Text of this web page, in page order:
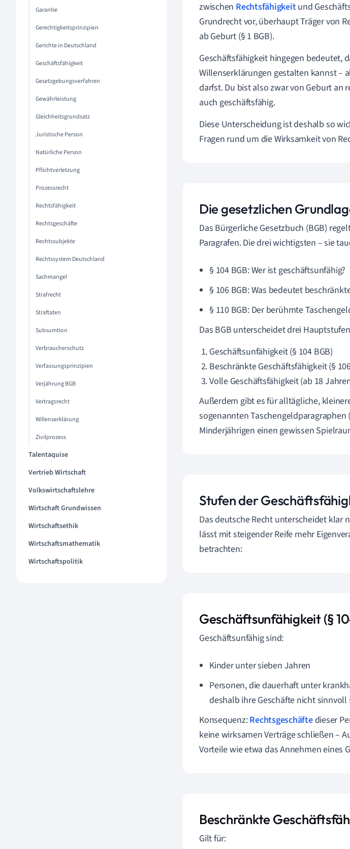
Garantie
Gerechtigkeitsprinzipien
Gerichte in Deutschland
Geschäftsfähigkeit
Gesetzgebungsverfahren
Gewährleistung
Gleichheitsgrundsatz
Juristische Person
Natürliche Person
Pflichtverletzung
Prozessrecht
Rechtsfähigkeit
Rechtsgeschäfte
Rechtssubjekte
Rechtssystem Deutschland
Sachmangel
Strafrecht
Straftaten
Subsumtion
Verbraucherschutz
Verfassungsprinzipien
Verjährung BGB
Vertragsrecht
Willenserklärung
Zivilprozess
Talentaquise
Vertrieb Wirtschaft
Volkswirtschaftslehre
Wirtschaft Grundwissen
Wirtschaftsethik
Wirtschaftsmathematik
Wirtschaftspolitik
zwischen Rechtsfähigkeitund
Grundrecht vor, überhaupt Träger von
ab Geburt (§ 1 BGB).
Geschäftsfähigkeit hingegen bedeutet,
Willenserklärungen gestalten kannst –
darfst. Du bist also zwar von Geburt an
auch geschäftsfähig.
Diese Unterscheidung ist deshalb so
Fragen rund um die Wirksamkeit von
Die gesetzlichen
Das Bürgerliche Gesetzbuch (BGB)
Paragrafen. Die drei wichtigsten – sie
§ 104 BGB: Wer ist geschäftsunfähig?
§ 106 BGB: Was bedeutet
§ 110 BGB: Der berühmte
Das BGB unterscheidet drei
Geschäftsunfähigkeit (§ 104 BGB)
Beschränkte Geschäftsfähigkeit (§
Volle Geschäftsfähigkeit (ab 18
Außerdem gibt es für alltägliche,
sogenannten Taschengeldparagraphen
Minderjährigen einen gewissen
Stufen der
Das deutsche Recht unterscheidet klar
lässt mit steigender Reife mehr
betrachten:
Geschäftsunfähigkeit (§
Geschäftsunfähig sind:
Kinder unter sieben Jahren
Personen, die dauerhaft unter
deshalb ihre Geschäfte nicht sinnvoll
Konsequenz:Rechtsgeschäftedieser
keine wirksamen Verträge schließen –
Vorteile wie etwa das Annehmen eines
Beschränkte
Gilt für: